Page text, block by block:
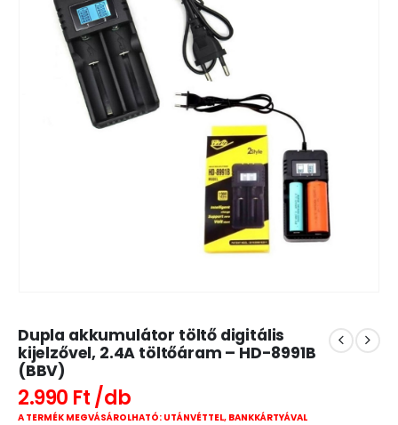
Dupla akkumulátor töltő digitális
kijelzővel, 2.4A töltőáram – HD-8991B
(BBV)
2.990 Ft
A TERMÉK MEGVÁSÁROLHATÓ: UTÁNVÉTTEL, BANKKÁRTYÁVAL